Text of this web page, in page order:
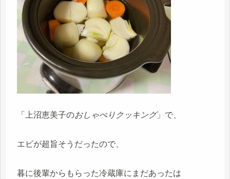
「上沼恵美子のおしゃべりクッキング」で、
エビが超旨そうだったので、
暮に後輩からもらった冷蔵庫にまだあったは